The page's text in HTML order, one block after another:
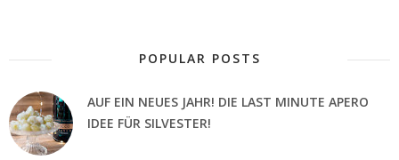
POPULAR POSTS
AUF EIN NEUES JAHR! DIE LAST MINUTE APERO
IDEE FÜR SILVESTER!